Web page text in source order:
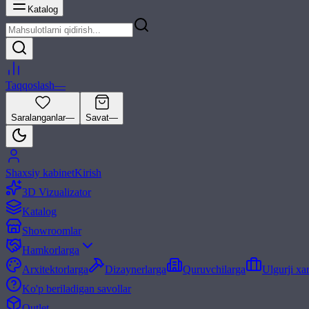
Katalog
Taqqoslash—
Saralanganlar— Savat—
Shaxsiy kabinetKirish
3D Vizualizator
Katalog
Showroomlar
Hamkorlarga
Arxitektorlarga
Dizaynerlarga Quruvchilarga
Ulgurji
Ko'p beriladigan savollar